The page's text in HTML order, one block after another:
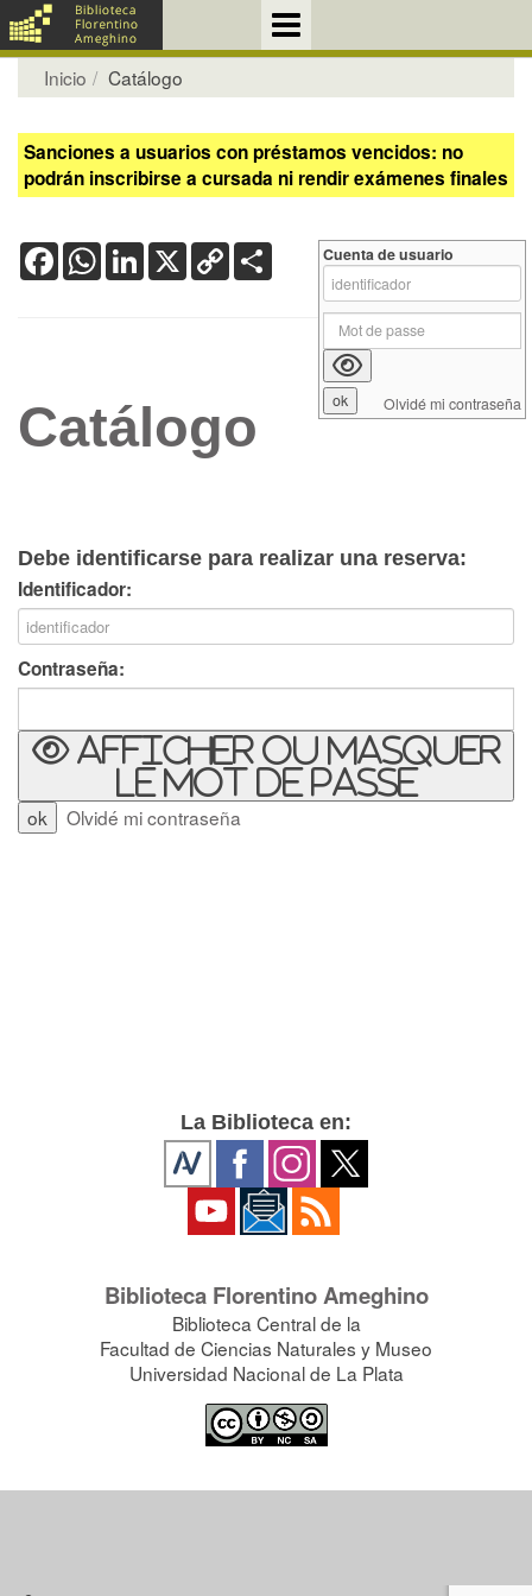
Inicio Catálogo
Sanciones a usuarios con préstamos vencidos: no
podrán inscribirse a cursada ni rendir exámenes finales
FacebookWhatsApp
LinkedIn
X Copy
Link
Catálogo
Debe identificarse para realizar una reserva:
Identificador:
Contraseña:
Afficher ou masquer
le mot de passe
Olvidé mi contraseña
Cuenta de usuario
Olvidé mi contraseña
La Biblioteca en:
Biblioteca Florentino Ameghino
Biblioteca Central de la
Facultad de Ciencias Naturales y Museo
Universidad Nacional de La Plata